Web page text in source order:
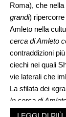
Roma), che
grandi)
Amleto nella
cerca di Amleto
contraddizioni
ciechi nei quali
vie laterali che
La sfilata dei
In cerca di
J. Alfred